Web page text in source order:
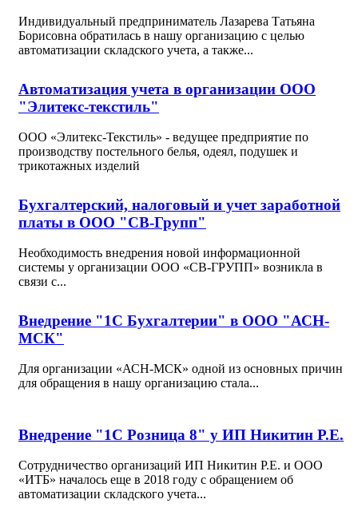
Индивидуальный предприниматель Лазарева Татьяна
Борисовна обратилась в нашу организацию с целью
автоматизации складского учета, а также...
Автоматизация учета в организации ООО
"Элитекс-текстиль"
ООО «Элитекс-Текстиль» - ведущее предприятие по
производству постельного белья, одеял, подушек и
трикотажных изделий
Бухгалтерский, налоговый и учет заработной
платы в ООО "СВ-Групп"
Необходимость внедрения новой информационной
системы у организации ООО «СВ-ГРУПП» возникла в
связи с...
Внедрение "1С Бухгалтерии" в ООО "АСН-
МСК"
Для организации «АСН-МСК» одной из основных причин
для обращения в нашу организацию стала...
Внедрение "1С Розница 8" у ИП Никитин Р.Е.
Сотрудничество организаций ИП Никитин Р.Е. и ООО
«ИТБ» началось еще в 2018 году с обращением об
автоматизации складского учета...